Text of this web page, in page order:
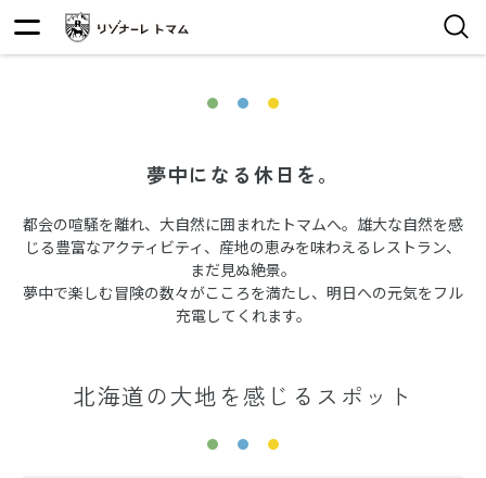
夢中になる休日を。
都会の喧騒を離れ、大自然に囲まれたトマムへ。雄大な自然を感
じる豊富なアクティビティ、産地の恵みを味わえるレストラン、
まだ見ぬ絶景。
夢中で楽しむ冒険の数々がこころを満たし、明日への元気をフル
充電してくれます。
北海道の大地を感じるスポット